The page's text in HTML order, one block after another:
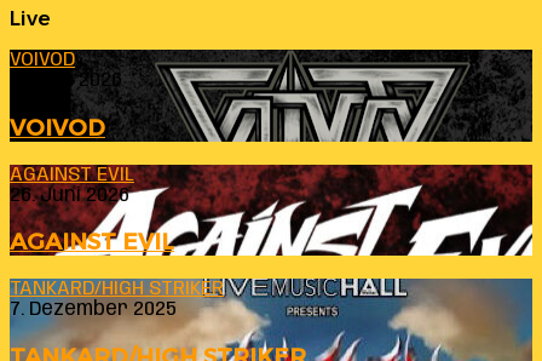
Live
VOIVOD
23. Juli 2026
VOIVOD
AGAINST EVIL
26. Juni 2026
AGAINST EVIL
TANKARD/HIGH STRIKER
7. Dezember 2025